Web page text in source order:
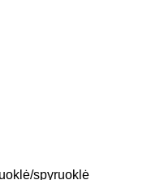
spyruoklė